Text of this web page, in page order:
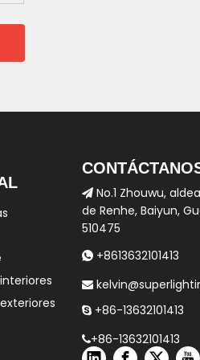
 No.1 Zhouwu,
de Renhe, Baiyun,
510475
 +8613632101413

 +86-13632101413
+86-13632101413